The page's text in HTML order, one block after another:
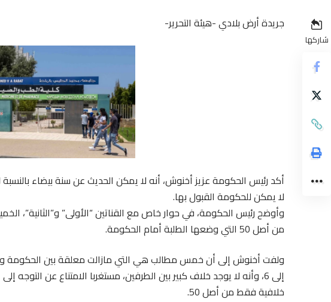
شاركها
جريدة أرض بلادي -هيئة التحرير-
أكد رئيس الحكومة عزيز أخنوش، أنه لا يمكن الحديث عن سنة بيضاء
لا يمكن للحكومة القبول بها.
من أصل 50 التي وضعها الطلبة أمام الحكومة.
إلى 6، وأنه لا يوجد خلاف كبير بين الطرفين، مستغربا الامتناع عن
خلافية فقط من أصل 50.